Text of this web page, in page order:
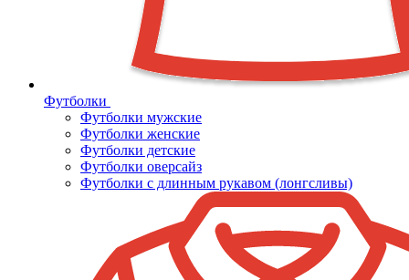
Футболки
Футболки мужские
Футболки женские
Футболки детские
Футболки оверсайз
Футболки с длинным рукавом (лонгсливы)